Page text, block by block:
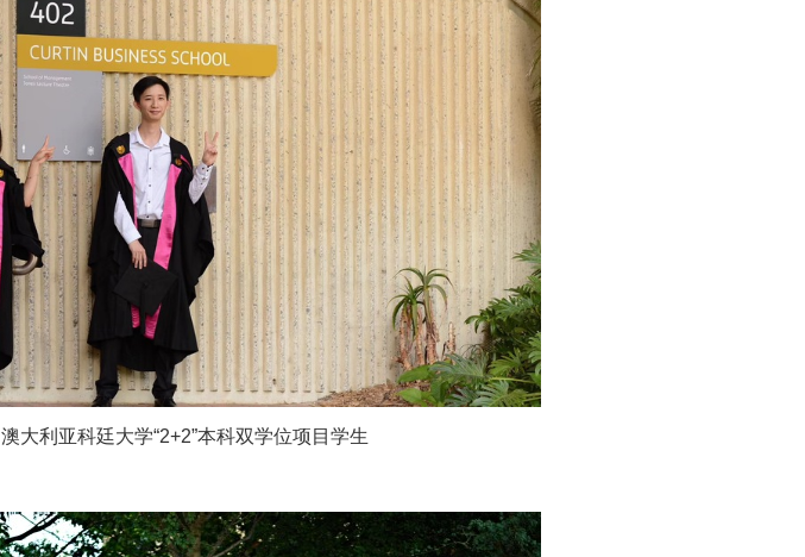
澳大利亚科廷大学“2+2”本科双学位项目学生